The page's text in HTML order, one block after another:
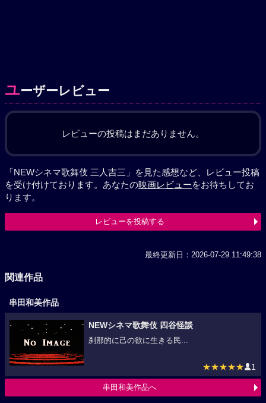
ユーザーレビュー
レビューの投稿はまだありません。
「NEWシネマ歌舞伎 三人吉三」を見た感想など、レビュー投稿
を受け付けております。あなたの映画レビューをお待ちしてお
ります。
レビューを投稿する
最終更新日：2026-07-29 11:49:38
関連作品
串田和美作品
NEWシネマ歌舞伎 四谷怪談
刹那的に己の欲に生きる民...
★★★★★ 1
串田和美作品へ